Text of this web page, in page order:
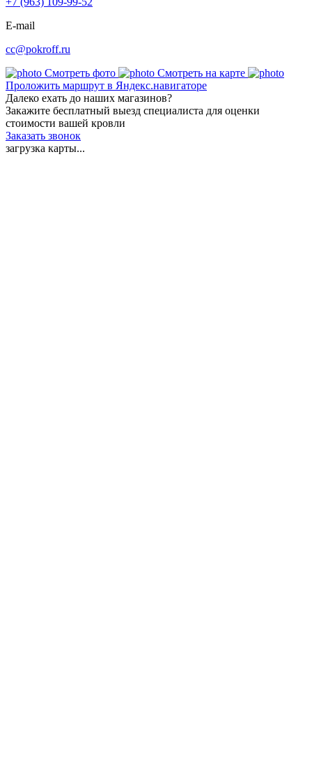
E-mail
cc@pokroff.ru
Смотреть фото
Смотреть на карте
Проложить маршрут в Яндекс.навигаторе
Далеко ехать до наших магазинов?
Закажите бесплатный выезд специалиста для оценки
стоимости вашей кровли
Заказать звонок
загрузка карты...